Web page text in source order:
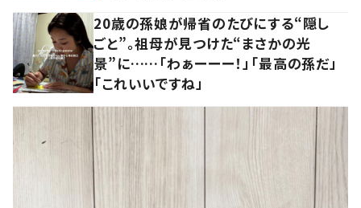
20歳の孫娘が帰省のたびにする“隠し
ごと”。祖母が見つけた“まさかの光
景”に……「わぁーーー！」「最高の孫だ」
「これいいですね」